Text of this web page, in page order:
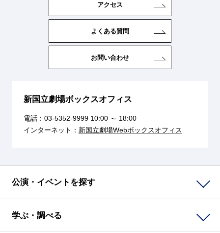
アクセス
よくある質問
お問い合わせ
新国立劇場ボックスオフィス
電話： 03-5352-999910:00 ～ 18:00
インターネット： 新国立劇場Webボックスオフィス
公演・イベントを探す
学ぶ・調べる